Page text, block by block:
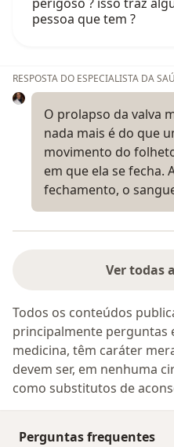
perigoso ? isso traz
pessoa que tem ?
RESPOSTA DO ESPECIALISTA DA
O prolapso da valva
nada mais é do que
movimento do
em que ela se fecha.
fechamento, o
Ver todas
Todos os conteúdos
principalmente perguntas
medicina, têm caráter
devem ser, em nenhuma
como substitutos de
Perguntas frequentes